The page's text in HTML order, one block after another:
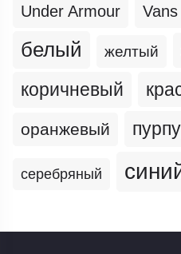
Under Armour Vans
белый желтый
коричневый
оранжевый
серебряный